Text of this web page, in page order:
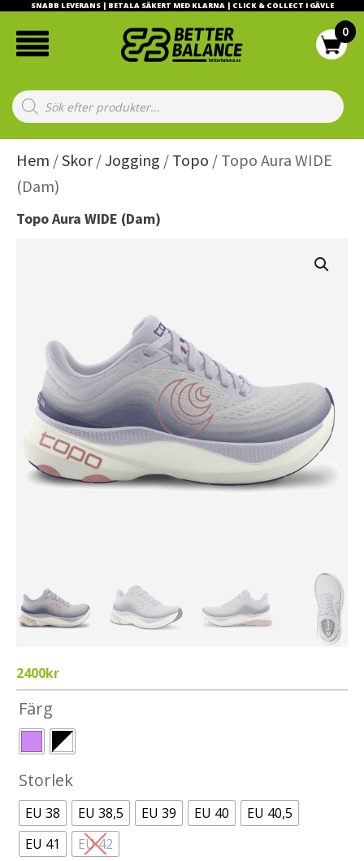
SNABB LEVERANS | BETALA SÄKERT MED KLARNA | CLICK & COLLECT I GÄVLE
Products
search
Hem /Skor/Jogging / Topo / Topo Aura WIDE
(Dam)
Topo Aura WIDE (Dam)
2400kr
Färg
Storlek
EU 38 EU 38,5 EU 39 EU 40
EU 40,5
EU 41
EU 42